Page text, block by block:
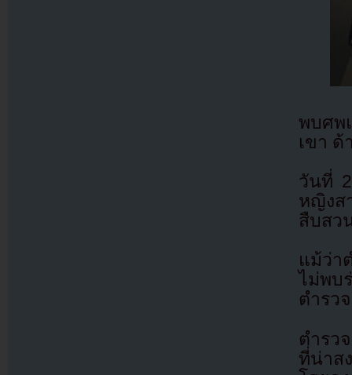
พบศพ
เขา ด้
วันที่
หญิงส
สืบสว
แม้ว่า
ไม่พบ
ตำรว
ตำรว
ที่น่าส